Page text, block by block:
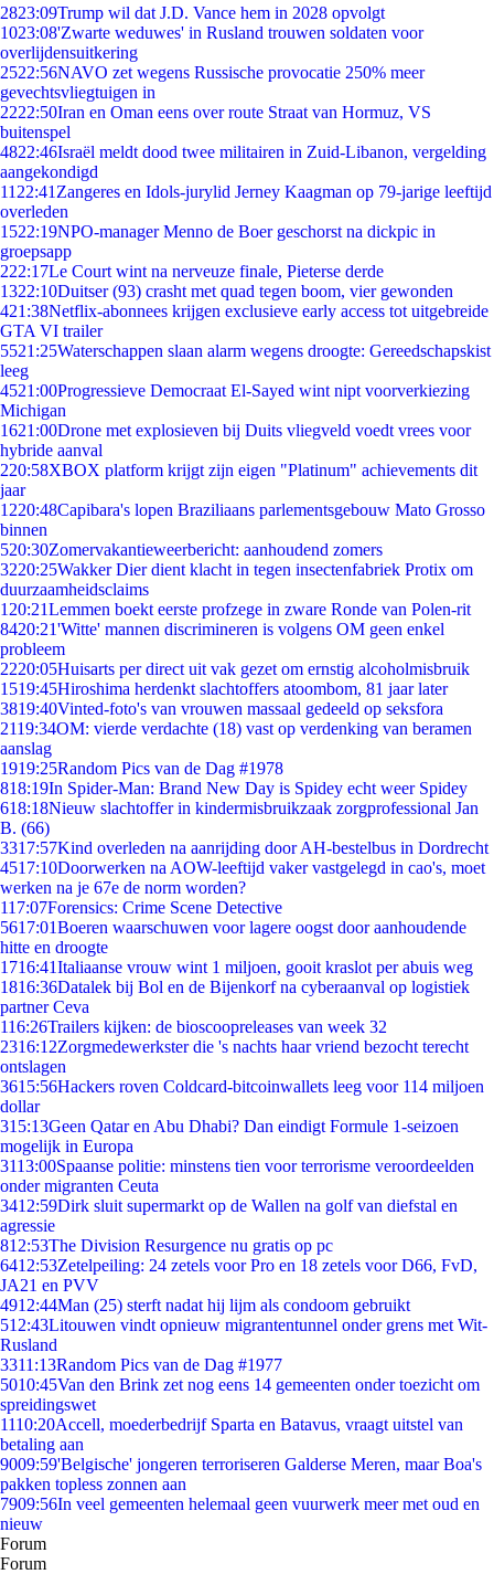
2823:09Trump wil dat J.D. Vance hem in 2028 opvolgt
1023:08'Zwarte weduwes' in Rusland trouwen soldaten voor
overlijdensuitkering
2522:56NAVO zet wegens Russische provocatie 250% meer
gevechtsvliegtuigen in
2222:50Iran en Oman eens over route Straat van Hormuz, VS
buitenspel
4822:46Israël meldt dood twee militairen in Zuid-Libanon, vergelding
aangekondigd
11 22:41 Zangeres en Idols-jurylid Jerney Kaagman op 79-jarige leeftijd
overleden
1522:19NPO-manager Menno de Boer geschorst na dickpic in
groepsapp
222:17Le Court wint na nerveuze finale, Pieterse derde
1322:10Duitser (93) crasht met quad tegen boom, vier gewonden
421:38Netflix-abonnees krijgen exclusieve early access tot uitgebreide
GTA VI trailer
5521:25Waterschappen slaan alarm wegens droogte: Gereedschapskist
leeg
4521:00Progressieve Democraat El-Sayed wint nipt voorverkiezing
Michigan
1621:00Drone met explosieven bij Duits vliegveld voedt vrees voor
hybride aanval
220:58XBOX platform krijgt zijn eigen "Platinum" achievements dit
jaar
1220:48Capibara's lopen Braziliaans parlementsgebouw Mato Grosso
binnen
520:30Zomervakantieweerbericht: aanhoudend zomers
3220:25Wakker Dier dient klacht in tegen insectenfabriek Protix om
duurzaamheidsclaims
1 20:21Lemmen boekt eerste profzege in zware Ronde van Polen-rit
8420:21'Witte' mannen discrimineren is volgens OM geen enkel
probleem
2220:05Huisarts per direct uit vak gezet om ernstig alcoholmisbruik
1519:45Hiroshima herdenkt slachtoffers atoombom, 81 jaar later
3819:40Vinted-foto's van vrouwen massaal gedeeld op seksfora
2119:34OM: vierde verdachte (18) vast op verdenking van beramen
aanslag
1919:25Random Pics van de Dag #1978
818:19In Spider-Man: Brand New Day is Spidey echt weer Spidey
618:18Nieuw slachtoffer in kindermisbruikzaak zorgprofessional Jan
B. (66)
3317:57Kind overleden na aanrijding door AH-bestelbus in Dordrecht
4517:10Doorwerken na AOW-leeftijd vaker vastgelegd in cao's, moet
werken na je 67e de norm worden?
117:07Forensics: Crime Scene Detective
5617:01Boeren waarschuwen voor lagere oogst door aanhoudende
hitte en droogte
1716:41Italiaanse vrouw wint 1 miljoen, gooit kraslot per abuis weg
1816:36Datalek bij Bol en de Bijenkorf na cyberaanval op logistiek
partner Ceva
116:26Trailers kijken: de bioscoopreleases van week 32
2316:12Zorgmedewerkster die 's nachts haar vriend bezocht terecht
ontslagen
3615:56Hackers roven Coldcard-bitcoinwallets leeg voor 114 miljoen
dollar
315:13Geen Qatar en Abu Dhabi? Dan eindigt Formule 1-seizoen
mogelijk in Europa
3113:00Spaanse politie: minstens tien voor terrorisme veroordeelden
onder migranten Ceuta
3412:59Dirk sluit supermarkt op de Wallen na golf van diefstal en
agressie
812:53The Division Resurgence nu gratis op pc
6412:53Zetelpeiling: 24 zetels voor Pro en 18 zetels voor D66, FvD,
JA21 en PVV
4912:44Man (25) sterft nadat hij lijm als condoom gebruikt
512:43Litouwen vindt opnieuw migrantentunnel onder grens met Wit-
Rusland
3311:13Random Pics van de Dag #1977
5010:45Van den Brink zet nog eens 14 gemeenten onder toezicht om
spreidingswet
1110:20Accell, moederbedrijf Sparta en Batavus, vraagt uitstel van
betaling aan
9009:59'Belgische' jongeren terroriseren Galderse Meren, maar Boa's
pakken topless zonnen aan
7909:56In veel gemeenten helemaal geen vuurwerk meer met oud en
nieuw
Forum
Forum